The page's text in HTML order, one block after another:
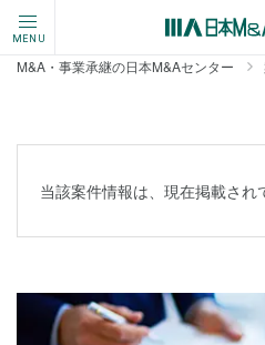
MENU
M&A・事業承継の日本M&Aセンター
当該案件情報は、現在掲載され